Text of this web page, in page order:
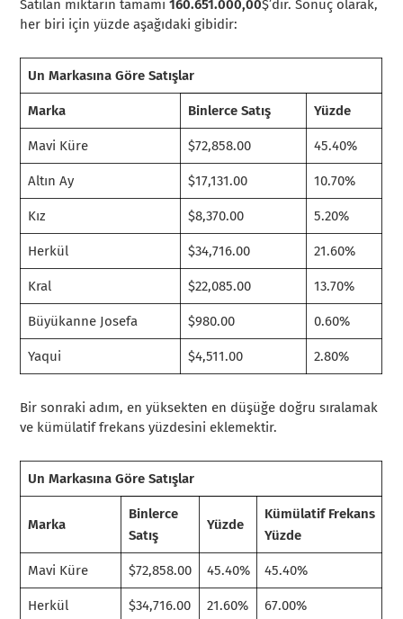
Satılan miktarın tamamı160.651.000,00$’dır. Sonuç olarak,
her biri için yüzde aşağıdaki gibidir:
Un Markasına Göre Satışlar
Marka Binlerce Satış Yüzde
Mavi Küre $72,858.00 45.40%
Altın Ay $17,131.00 10.70%
Kız $8,370.00 5.20%
Herkül $34,716.00 21.60%
Kral $22,085.00 13.70%
Büyükanne Josefa $980.00 0.60%
Yaqui $4,511.00 2.80%
Bir sonraki adım, en yüksekten en düşüğe doğru sıralamak
ve kümülatif frekans yüzdesini eklemektir.
Un Markasına Göre Satışlar
Marka
Binlerce
Satış
Yüzde
Kümülatif Frekans
Yüzde
Mavi Küre $72,858.00 45.40% 45.40%
Herkül $34,716.00 21.60% 67.00%